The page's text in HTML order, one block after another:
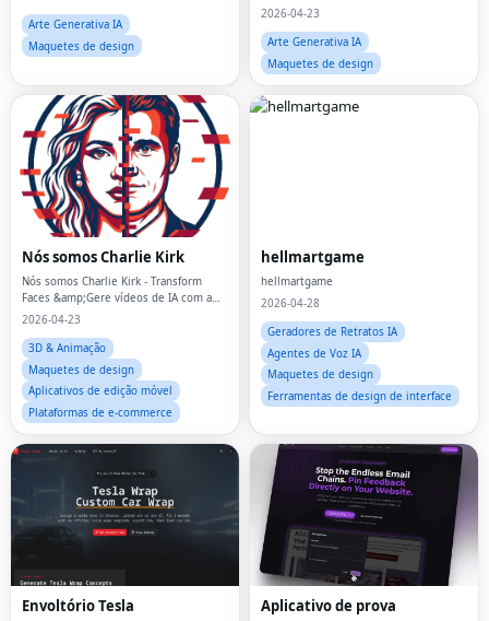
Arte Generativa IA
Maquetes de design
2026-04-23
Arte Generativa IA
Maquetes de design
Nós somos Charlie Kirk
Nós somos Charlie Kirk - Transform
Faces &amp;Gere vídeos de IA com a
tecnologia Kirkify
2026-04-23
3D & Animação
Maquetes de design
Aplicativos de edição móvel
Plataformas de e-commerce
hellmartgame
hellmartgame
2026-04-28
Geradores de Retratos IA
Agentes de Voz IA
Maquetes de design
Ferramentas de design de interface
Envoltório Tesla Aplicativo de prova